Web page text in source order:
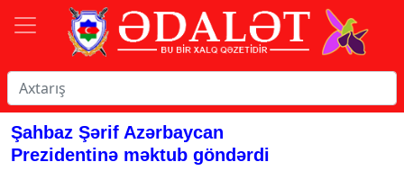
Şahbaz Şərif Azərbaycan
Prezidentinə məktub göndərdi